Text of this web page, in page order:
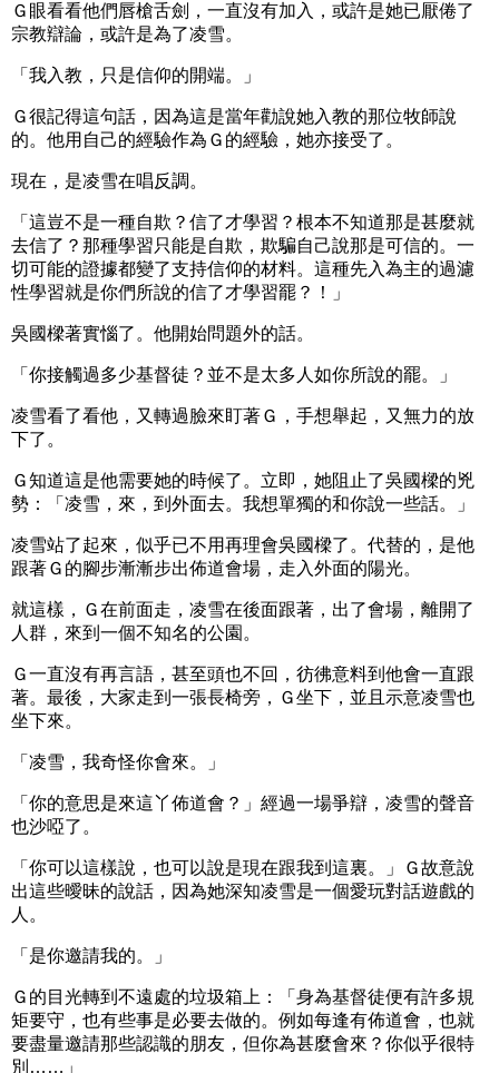
Ｇ眼看看他們唇槍舌劍，一直沒有加入，或許是她已厭倦了
宗教辯論，或許是為了凌雪。
「我入教，只是信仰的開端。」
Ｇ很記得這句話，因為這是當年勸說她入教的那位牧師說
的。他用自己的經驗作為Ｇ的經驗，她亦接受了。
現在，是凌雪在唱反調。
「這豈不是一種自欺？信了才學習？根本不知道那是甚麼就
去信了？那種學習只能是自欺，欺騙自己說那是可信的。一
切可能的證據都變了支持信仰的材料。這種先入為主的過濾
性學習就是你們所說的信了才學習罷？！」
吳國樑著實惱了。他開始問題外的話。
「你接觸過多少基督徒？並不是太多人如你所說的罷。」
凌雪看了看他，又轉過臉來盯著Ｇ，手想舉起，又無力的放
下了。
Ｇ知道這是他需要她的時候了。立即，她阻止了吳國樑的兇
勢：「凌雪，來，到外面去。我想單獨的和你說一些話。」
凌雪站了起來，似乎已不用再理會吳國樑了。代替的，是他
跟著Ｇ的腳步漸漸步出佈道會場，走入外面的陽光。
就這樣，Ｇ在前面走，凌雪在後面跟著，出了會場，離開了
人群，來到一個不知名的公園。
Ｇ一直沒有再言語，甚至頭也不回，彷彿意料到他會一直跟
著。最後，大家走到一張長椅旁，Ｇ坐下，並且示意凌雪也
坐下來。
「凌雪，我奇怪你會來。」
「你的意思是來這丫佈道會？」經過一場爭辯，凌雪的聲音
也沙啞了。
「你可以這樣說，也可以說是現在跟我到這裏。」Ｇ故意說
出這些曖昧的說話，因為她深知凌雪是一個愛玩對話遊戲的
人。
「是你邀請我的。」
Ｇ的目光轉到不遠處的垃圾箱上：「身為基督徒便有許多規
矩要守，也有些事是必要去做的。例如每逢有佈道會，也就
要盡量邀請那些認識的朋友，但你為甚麼會來？你似乎很特
別……」